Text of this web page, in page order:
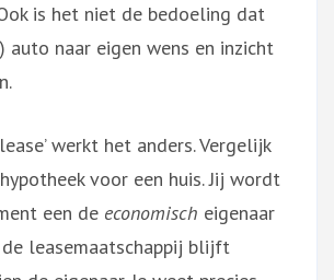
is het niet de bedoeling dat
auto naar eigen wens en inzicht
werkt het anders. Vergelijk
voor een huis. Jij wordt
een de economisch eigenaar
leasemaatschappij blijft